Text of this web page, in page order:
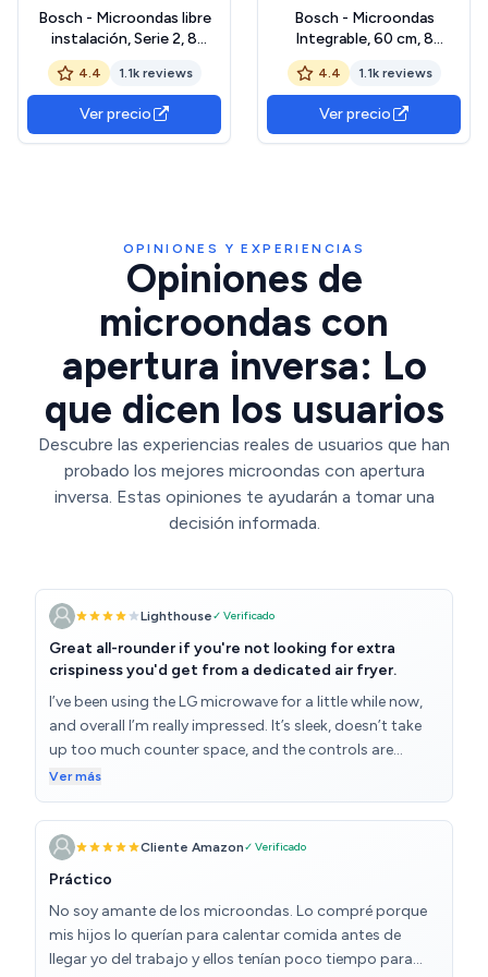
Bosch - Microondas libre
instalación, Serie 2, 8
programas automáticos,
Acero inoxidable,
FEL023MS2
4.4 1.1k reviews
Ver precio
Bosch - Microondas
Integrable, 60 cm, 8
programas automáticos,
Display LED, Acero,
BEL623MS3
4.4 1.1k reviews
Ver precio
OPINIONES Y EXPERIENCIAS
Opiniones de
microondas con
apertura inversa: Lo
que dicen los usuarios
Descubre las experiencias reales de usuarios que han
probado los mejores microondas con apertura
inversa. Estas opiniones te ayudarán a tomar una
decisión informada.
Lighthouse✓ Verificado
Great all-rounder if you're not looking for extra
crispiness you'd get from a dedicated air fryer.
I’ve been using the LG microwave for a little while now,
and overall I’m really impressed. It’s sleek, doesn’t take
up too much counter space, and the controls are
straightforward once you get the hang of them. For
everyday use—reheating leftovers, defrosting, or
cooking quick meals—it does the job really well. The
combination features are what make it stand out. The
grill option gives food a nice finish, and it definitely feels
for things like chicken and vegetables and it came out
evenly cooked without me having to hover over it. That
said, it’s not a perfect replacement for an air fryer. I tried
Ver más
Cliente Amazon✓ Verificado
Práctico
No soy amante de los microondas. Lo compré porque
mis hijos lo querían para calentar comida antes de
llegar yo del trabajo y ellos tenían poco tiempo para